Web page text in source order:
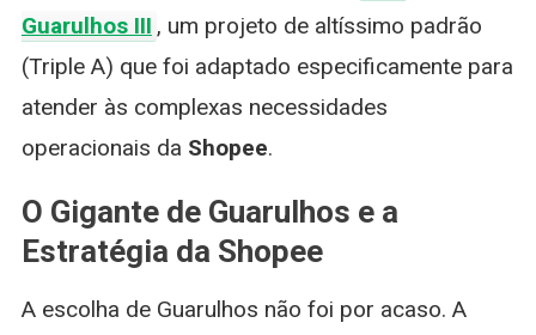
Guarulhos III , um projeto de altíssimo padrão
(Triple A) que foi adaptado especificamente para
atender às complexas necessidades
operacionais da Shopee.
O Gigante de Guarulhos e a
Estratégia da Shopee
A escolha de Guarulhos não foi por acaso. A